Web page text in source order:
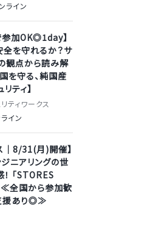
ライン
参加OK◎1day】
を守れるか？サ
観点から読み解
を守る、純国産
ティ】
ティワークス
イン
｜8/31(月)開催】
ニアリングの世
「STORES
全国から参加歓
援あり◎≫